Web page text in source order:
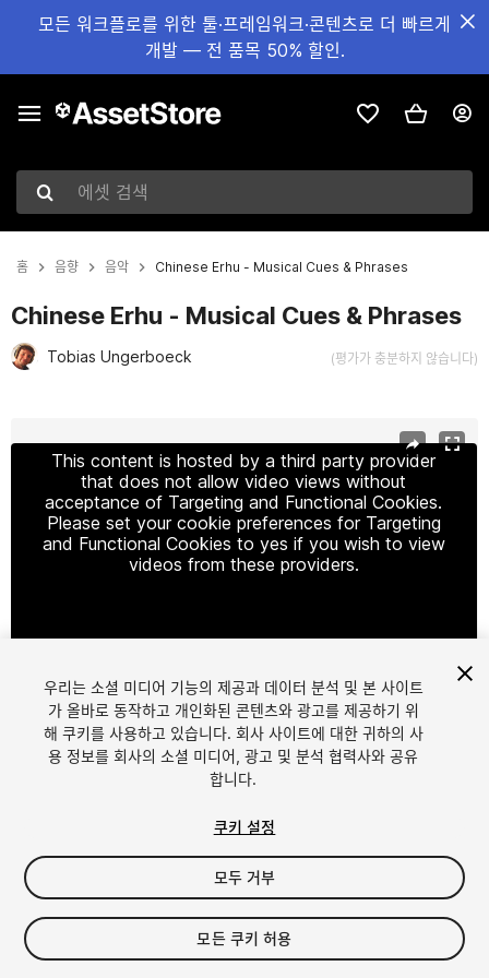
모든 워크플로를 위한 툴·프레임워크·콘텐츠로 더 빠르게
개발 — 전 품목 50% 할인.
에셋 검색
홈 음향 음악 Chinese Erhu - Musical Cues & Phrases
Chinese Erhu - Musical Cues & Phrases
Tobias Ungerboeck (평가가 충분하지 않습니다)
This content is hosted by a third party provider
that does not allow video views without
acceptance of Targeting and Functional Cookies.
Please set your cookie preferences for Targeting
and Functional Cookies to yes if you wish to view
videos from these providers.
1/2
$19.99
세금/부가세는 결제 시 반영됩니다.
우리는 소셜 미디어 기능의 제공과 데이터 분석 및 본 사이트
가 올바로 동작하고 개인화된 콘텐츠와 광고를 제공하기 위
해 쿠키를 사용하고 있습니다. 회사 사이트에 대한 귀하의 사
용 정보를 회사의 소셜 미디어, 광고 및 분석 협력사와 공유
합니다.
쿠키 설정
모두 거부
모든 쿠키 허용